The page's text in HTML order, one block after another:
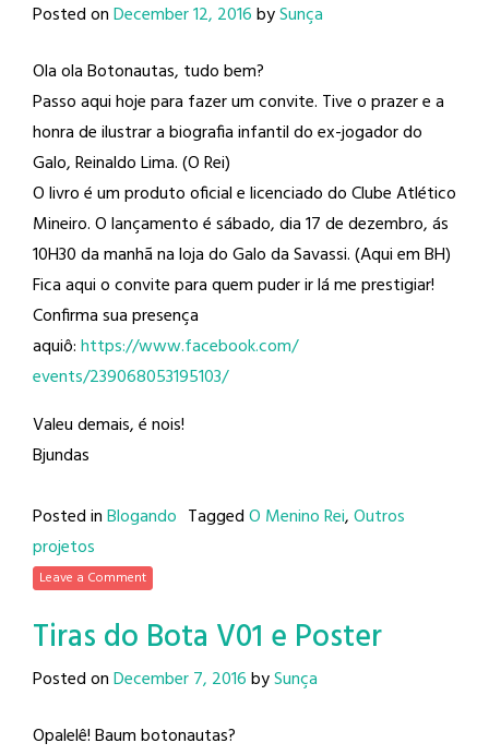
Posted onDecember 12, 2016bySunça
Ola ola Botonautas, tudo bem?
Passo aqui hoje para fazer um convite. Tive o prazer e a
honra de ilustrar a biografia infantil do ex-jogador do
Galo, Reinaldo Lima​. (O Rei)
O livro é um produto oficial e licenciado do Clube Atlético
Mineiro​. O lançamento é sábado, dia 17 de dezembro, ás
10H30 da manhã na loja do Galo da Savassi. (Aqui em BH)
Fica aqui o convite para quem puder ir lá me prestigiar!
Confirma sua presença
aquiô:https://www.facebook.com/
events/239068053195103/
Valeu demais, é nois!
Bjundas
Posted inBlogando TaggedO Menino Rei,Outros
projetos
Leave a Comment
Tiras do Bota V01 e Poster
Posted onDecember 7, 2016bySunça
Opalelê! Baum botonautas?